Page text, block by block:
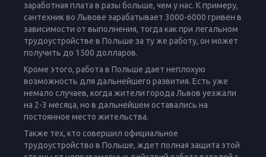
заработная плата в разы больше, чем у нас. К примеру,
сантехник во Львове зарабатывает 3000-6000 гривен в
зависимости от выполнения, тогда как при легальном
трудоустройстве в Польше за ту же работу, он может
получить до 1500 долларов.
Кроме этого, работа в Польше дает неплохую
возможность для дальнейшего развития. Есть уже
немало случаев, когда жители города Львов уезжали
на 2-3 месяца, но в дальнейшем оставались на
постоянное место жительства.
Также тех, кто совершил официальное
трудоустройство в Польше, ждет полная защита этой